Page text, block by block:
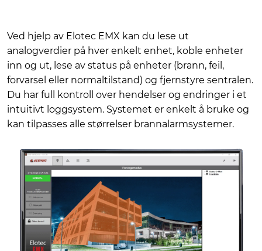
Ved hjelp av Elotec EMX kan du lese ut
analogverdier på hver enkelt enhet, koble enheter
inn og ut, lese av status på enheter (brann, feil,
forvarsel eller normaltilstand) og fjernstyre sentralen.
Du har full kontroll over hendelser og endringer i et
intuitivt loggsystem. Systemet er enkelt å bruke og
kan tilpasses alle størrelser brannalarmsystemer.